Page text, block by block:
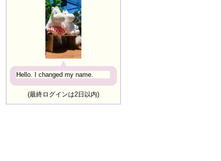
Hello. I changed my name.
(最終ログインは2日以内)